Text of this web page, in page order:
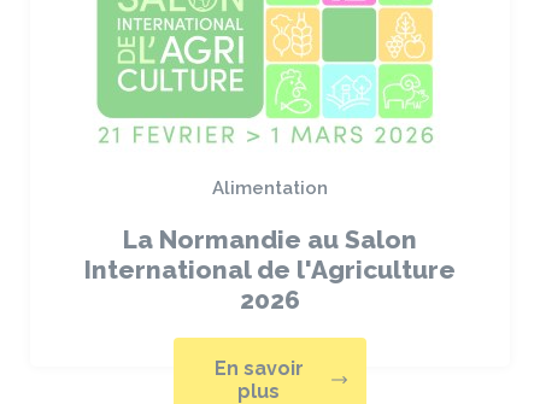
Alimentation
La Normandie au Salon
International de l'Agriculture
2026
En savoir
plus